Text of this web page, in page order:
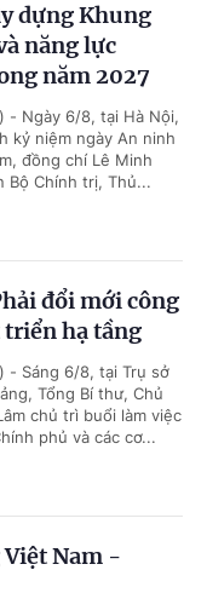
dựng Khung
năng lực
năm 2027
- Ngày 6/8, tại Hà Nội,
kỷ niệm ngày An ninh
đồng chí Lê Minh
Bộ Chính trị, Thủ...
đổi mới công
triển hạ tầng
- Sáng 6/8, tại Trụ sở
Tổng Bí thư, Chủ
chủ trì buổi làm việc
phủ và các cơ...
Việt Nam -